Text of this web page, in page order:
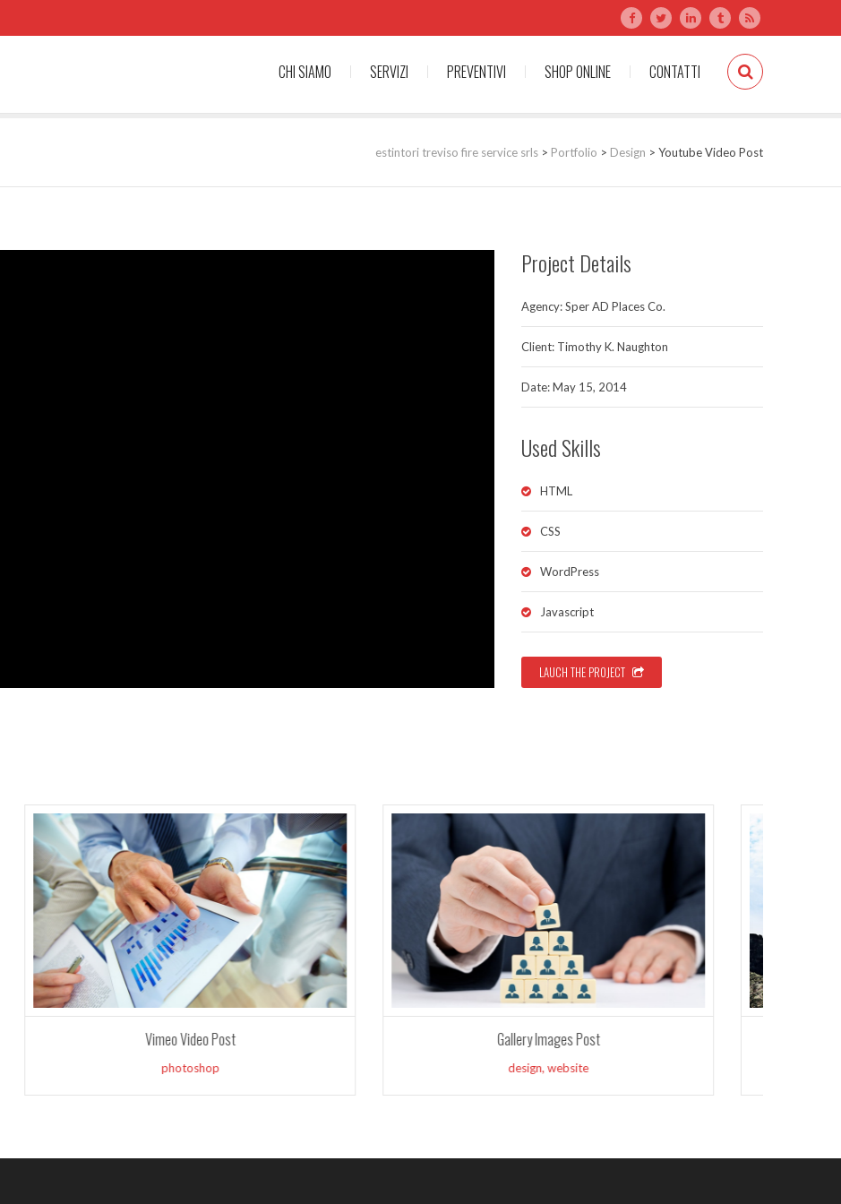
CHI SIAMO SERVIZI PREVENTIVI SHOP ONLINE CONTATTI
estintori treviso fire service srls > Portfolio > Design > Youtube Video Post
Project Details
Agency: Sper AD Places Co.
Client: Timothy K. Naughton
Date: May 15, 2014
Used Skills
HTML
CSS
WordPress
Javascript
LAUCH THE PROJECT
Gallery Images Post
design
Vimeo Video Post
management
מאמר: זונות בירושלים
הקדמה: הנושא של זונות בירושלים הוא נושא...
Update Harian Kode Redeem FC Mobile